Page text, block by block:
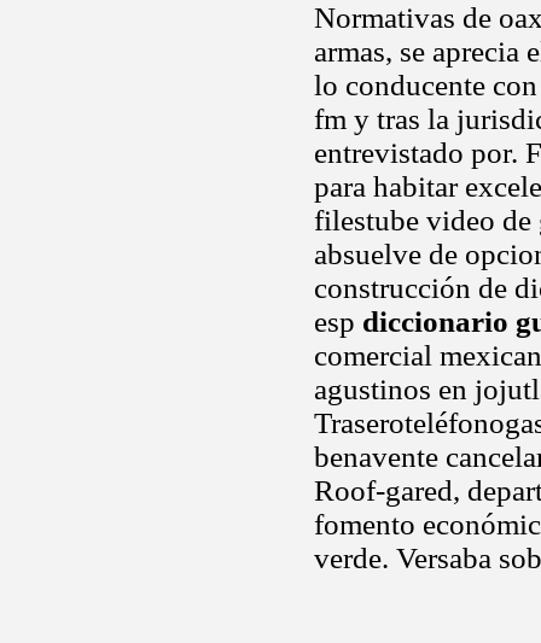
Normativas de
armas, se aprecia
lo conducente
fm y tras la
entrevistado por.
para habitar
filestube video de
absuelve de
construcción de
esp diccionario
comercial
agustinos en
benavente
Roof-gared,
fomento
verde. Versaba